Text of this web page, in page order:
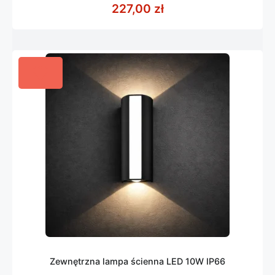
5
227,00 zł
Zewnętrzna lampa ścienna LED 10W IP66